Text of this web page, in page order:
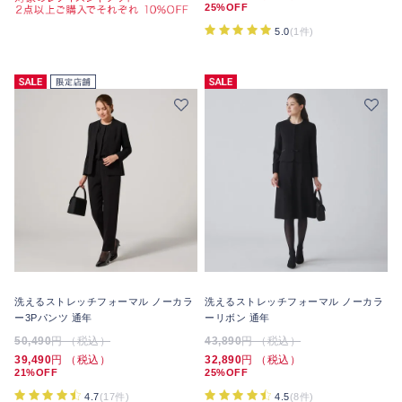
25%OFF
5.0(1件)
洗えるストレッチフォーマル ノーカラ
ー3Pパンツ 通年
50,490円 （税込）
39,490円 （税込）
21%OFF
4.7(17件)
洗えるストレッチフォーマル ノーカラ
ーリボン 通年
43,890円 （税込）
32,890円 （税込）
25%OFF
4.5(8件)